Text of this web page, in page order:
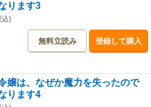
ります3
込)
無料立読み 登録して購入
嬢は、なぜか魔力を失ったので
ります4